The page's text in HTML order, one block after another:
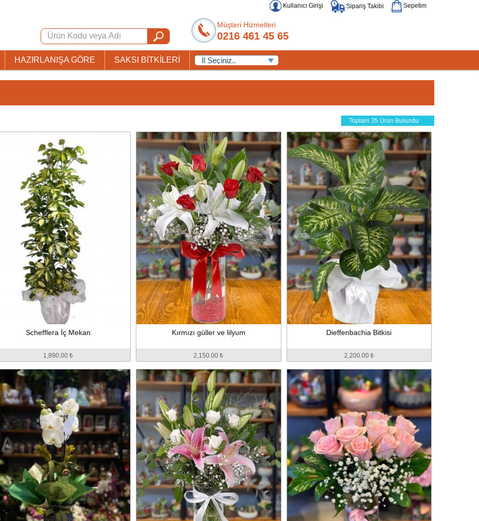
Kullanıcı Girişi Sipariş Takibi Sepetim
Müşteri Hizmetleri
0216 461 45 65
HAZIRLANIŞA GÖRE SAKSI BİTKİLERİ
Toplam 35 Ürün Bulundu
Schefflera İç Mekan
1,890.00 ₺
Kırmızı güller ve lilyum
2,150.00 ₺
Dieffenbachia Bitkisi
2,200.00 ₺